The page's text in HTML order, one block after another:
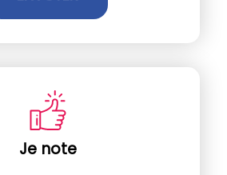
Je note